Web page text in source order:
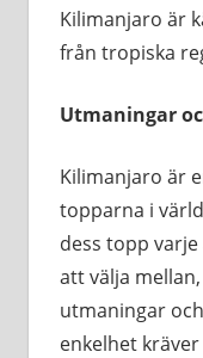
Kilimanjaro är
från tropiska
Utmaningar
Kilimanjaro är
topparna i
dess topp
att välja
utmaningar
enkelhet